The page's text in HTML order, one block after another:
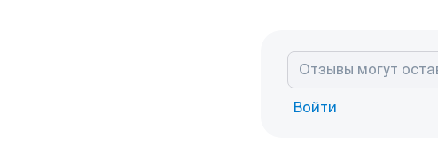
Войти